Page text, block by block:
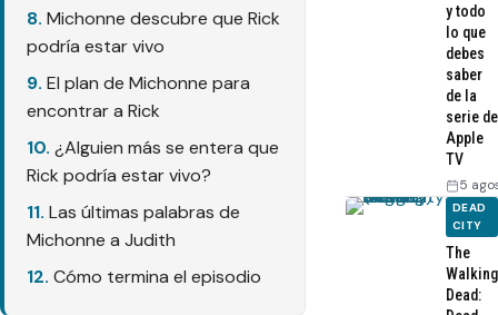
Michonne descubre que Rick
podría estar vivo
El plan de Michonne para
encontrar a Rick
¿Alguien más se entera que
Rick podría estar vivo?
Las últimas palabras de
Michonne a Judith
Cómo termina el episodio
y todo
lo que
debes
saber
de la
serie de
Apple
TV
5
DEAD
CITY
The
Walking
Dead: